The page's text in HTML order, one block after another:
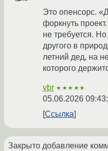
Это опенсорс.
форкнуть
не требуется.
другого в
летний дед, на
которого
vbr ★★★★★
05.06.2026
Ссылка
Закрыто добавление